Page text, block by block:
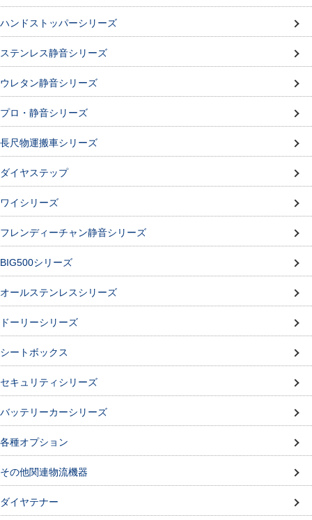
ハンドストッパーシリーズ
ステンレス静音シリーズ
ウレタン静音シリーズ
プロ・静音シリーズ
長尺物運搬車シリーズ
ダイヤステップ
ワイシリーズ
フレンディーチャン静音シリーズ
BIG500シリーズ
オールステンレスシリーズ
ドーリーシリーズ
シートボックス
セキュリティシリーズ
バッテリーカーシリーズ
各種オプション
その他関連物流機器
ダイヤテナー